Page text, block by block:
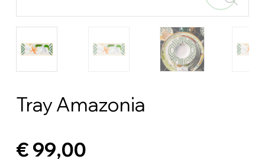
Tray Amazonia
€ 99,00